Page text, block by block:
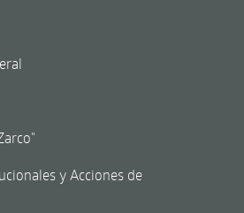
y Acciones de